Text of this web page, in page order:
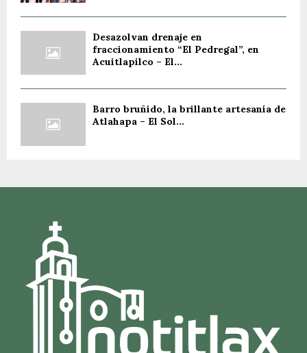
Desazolvan drenaje en
fraccionamiento “El Pedregal”, en
Acuitlapilco – El...
Barro bruñido, la brillante artesanía de
Atlahapa – El Sol...